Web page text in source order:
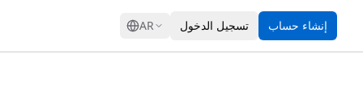
AR تسجيل الدخول إنشاء حساب